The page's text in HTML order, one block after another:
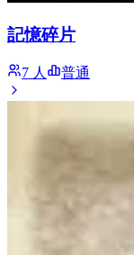
記憶碎片
7 人 普通